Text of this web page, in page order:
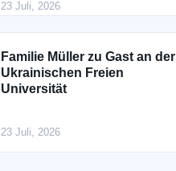
23 Juli, 2026
Familie Müller zu Gast an der
Ukrainischen Freien
Universität
23 Juli, 2026